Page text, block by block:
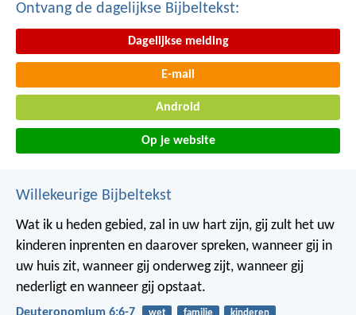
Ontvang de dagelijkse Bijbeltekst:
Dagelijkse melding
E-mail
Android
Op je website
Willekeurige Bijbeltekst
Wat ik u heden gebied, zal in uw hart zijn, gij zult het uw
kinderen inprenten en daarover spreken, wanneer gij in
uw huis zit, wanneer gij onderweg zijt, wanneer gij
nederligt en wanneer gij opstaat.